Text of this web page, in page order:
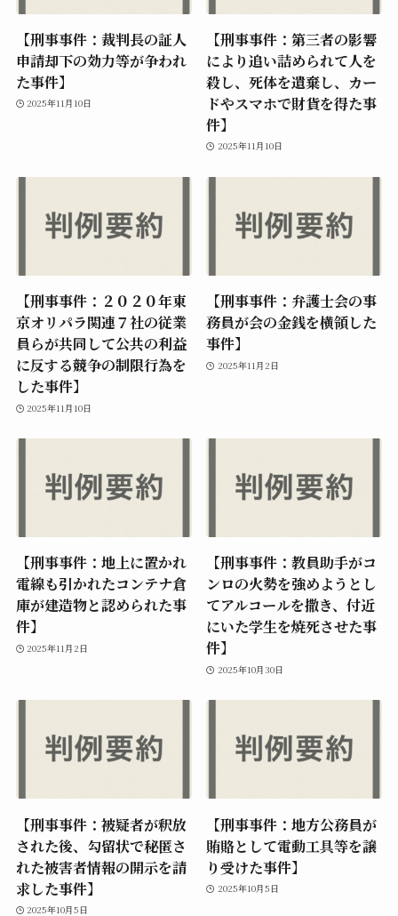
【刑事事件：裁判長の証人
申請却下の効力等が争われ
た事件】
2025年11月10日
【刑事事件：第三者の影響
により追い詰められて人を
殺し、死体を遺棄し、カー
ドやスマホで財貨を得た事
件】
2025年11月10日
【刑事事件：２０２０年東
京オリパラ関連７社の従業
員らが共同して公共の利益
に反する競争の制限行為を
した事件】
2025年11月10日
【刑事事件：弁護士会の事
務員が会の金銭を横領した
事件】
2025年11月2日
【刑事事件：地上に置かれ
電線も引かれたコンテナ倉
庫が建造物と認められた事
件】
2025年11月2日
【刑事事件：教員助手がコ
ンロの火勢を強めようとし
てアルコールを撒き、付近
にいた学生を焼死させた事
件】
2025年10月30日
【刑事事件：被疑者が釈放
された後、勾留状で秘匿さ
れた被害者情報の開示を請
求した事件】
2025年10月5日
【刑事事件：地方公務員が
賄賂として電動工具等を譲
り受けた事件】
2025年10月5日